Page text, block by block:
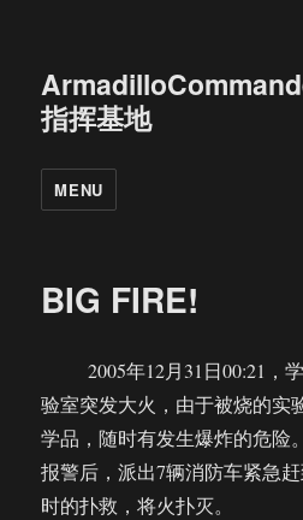
指挥基地
MENU
BIG FIRE!
2005年12月31日00:21，
验室突发大火，由于被烧的实
学品，随时有发生爆炸的危险
报警后，派出7辆消防车紧急
时的扑救，将火扑灭。